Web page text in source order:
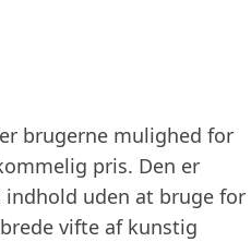
brugerne mulighed for
pris. Den er
uden at bruge for
vifte af kunstig